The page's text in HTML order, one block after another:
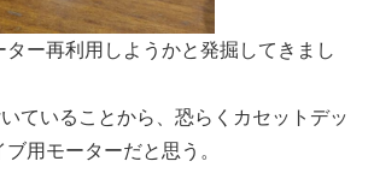
ター再利用しようかと発掘してきまし
ていることから、恐らくカセットデッ
用モーターだと思う。